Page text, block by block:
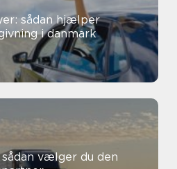
sådan hjælper
i danmark